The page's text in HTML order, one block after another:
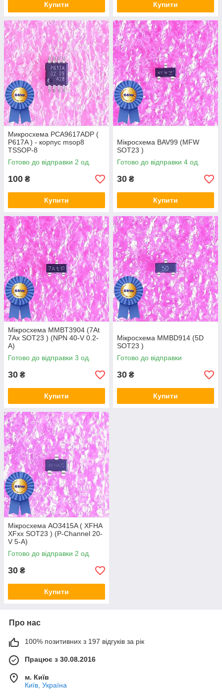
Купити Купити
Микросхема PCA9617ADP (
P617A ) - корпус msop8
TSSOP-8
Готово до відправки 2 од.
100 ₴
Купити
Мікросхема BAV99 (MFW
SOT23 )
Готово до відправки 4 од.
30 ₴
Купити
Мікросхема MMBT3904 (7At
7Ax SOT23 ) (NPN 40-V 0.2-
A)
Готово до відправки 3 од.
30 ₴
Купити
Мікросхема MMBD914 (5D
SOT23 )
Готово до відправки
30 ₴
Купити
Мікросхема AO3415A ( XFHA
XFxx SOT23 ) (P-Channel 20-
V 5-A)
Готово до відправки 2 од.
30 ₴
Купити
Про нас
100% позитивних з 197 відгуків за рік
Працює з 30.08.2016
м. Київ
Київ, Україна